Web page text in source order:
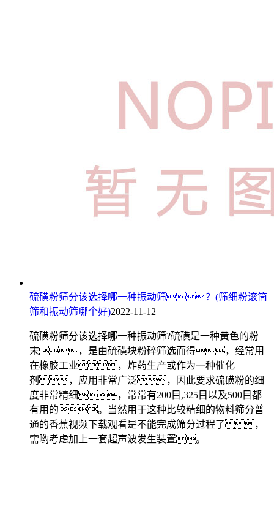
硫磺粉筛分该选择哪一种振动筛？(筛细粉滚筒
筛和振动筛哪个好)2022-11-12
硫磺粉筛分该选择哪一种振动筛?硫磺是一种黄色的粉
末，是由硫磺块粉碎筛选而得，经常用
在橡胶工业，炸药生产或作为一种催化
剂，应用非常广泛，因此要求硫磺粉的细
度非常精细，常常有200目,325目以及500目都
有用的。当然用于这种比较精细的物料筛分普
通的香蕉视频下载观看是不能完成筛分过程了，
需哟考虑加上一套超声波发生装置。